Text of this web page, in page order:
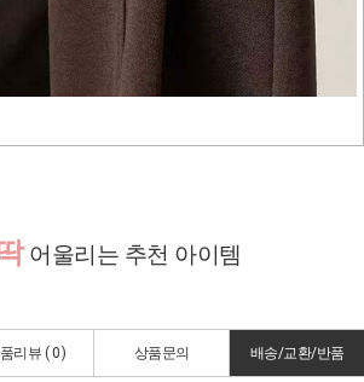
어울리는 추천 아이템
리뷰 (0) 상품문의 배송/교환/반품